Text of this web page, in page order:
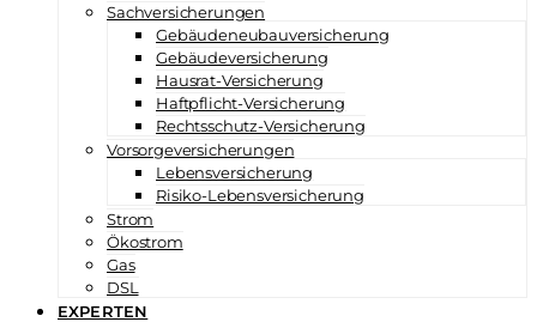
Sachversicherungen
Gebäudeneubauversicherung
Gebäudeversicherung
Hausrat-Versicherung
Haftpflicht-Versicherung
Rechtsschutz-Versicherung
Vorsorgeversicherungen
Lebensversicherung
Risiko-Lebensversicherung
Strom
Ökostrom
Gas
DSL
EXPERTEN